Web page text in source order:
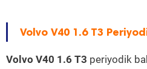
Volvo V40 1.6 T3
Volvo V40 1.6 T3 periyodik